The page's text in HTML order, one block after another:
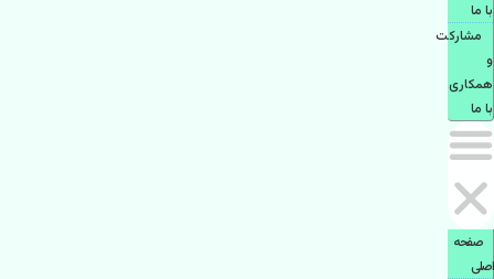
با ما
مشاركت
و
همكاری
با ما
صفحه
اصلی